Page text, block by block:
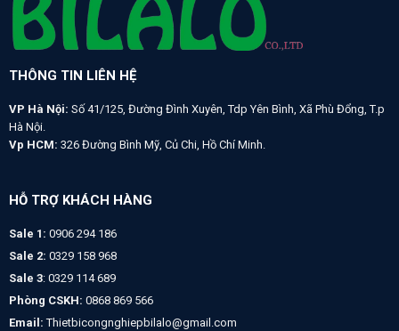
THÔNG TIN LIÊN HỆ
VP Hà Nội: Số 41/125, Đường Đình Xuyên, Tdp Yên Bình, Xã Phù Đổng, T.p
Hà Nội.
Vp HCM: 326 Đường Bình Mỹ, Củ Chi, Hồ Chí Minh.
HỖ TRỢ KHÁCH HÀNG
Sale 1: 0906 294 186
Sale 2: 0329 158 968
Sale 3: 0329 114 689
Phòng CSKH: 0868 869 566
Email: Thietbicongnghiepbilalo@gmail.com